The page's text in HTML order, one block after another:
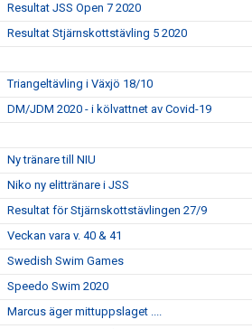
Resultat JSS Open 7 2020
Resultat Stjärnskottstävling 5 2020
Triangeltävling i Växjö 18/10
DM/JDM 2020 - i kölvattnet av Covid-19
Ny tränare till NIU
Niko ny elittränare i JSS
Resultat för Stjärnskottstävlingen 27/9
Veckan vara v. 40 & 41
Swedish Swim Games
Speedo Swim 2020
Marcus äger mittuppslaget ....